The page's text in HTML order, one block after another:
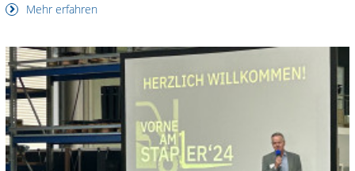
Mehr erfahren